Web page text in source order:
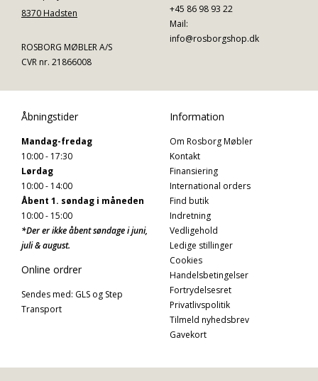
8370 Hadsten
ROSBORG MØBLER A/S
CVR nr. 21866008
+45 86 98 93 22
Mail:
info@rosborgshop.dk
Åbningstider
Mandag-fredag
10:00 - 17:30
Lørdag
10:00 - 14:00
Åbent 1. søndag i måneden
10:00 - 15:00
*Der er ikke åbent søndage i juni,
juli & august.
Online ordrer
Sendes med: GLS og Step
Transport
Information
Om Rosborg Møbler
Kontakt
Finansiering
International orders
Find butik
Indretning
Vedligehold
Ledige stillinger
Cookies
Handelsbetingelser
Fortrydelsesret
Privatlivspolitik
Tilmeld nyhedsbrev
Gavekort